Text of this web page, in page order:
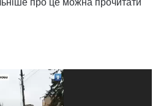
про це можна прочитати